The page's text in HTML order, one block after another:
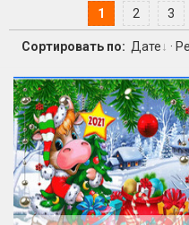
1 2 3
Сортировать по: Дате ·